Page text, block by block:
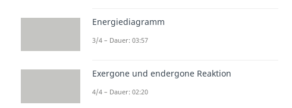
Energiediagramm
3/4 – Dauer: 03:57
Exergone und endergone Reaktion
4/4 – Dauer: 02:20